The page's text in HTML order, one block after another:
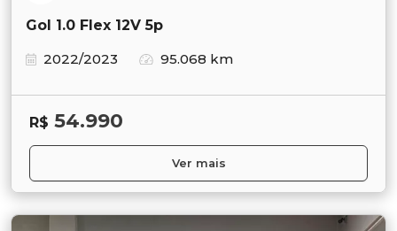
Gol 1.0 Flex 12V 5p
2022/2023
95.068 km
R$ 54.990
Ver mais